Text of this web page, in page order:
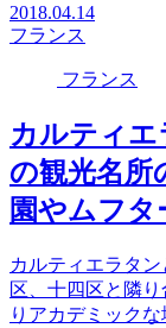
2018.04.14
フランス
フランス
カルティ
の観光名所
園やムフ
カルティエラタ
区、十四区と隣
りアカデミック